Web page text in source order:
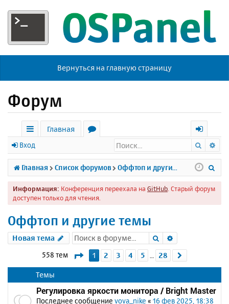
Вернуться на главную страницу
Форум
с
ы
л
к
Главная
р
у
м
х
о
д
Вход Поиск
Главная Список форумов
Информация: Конференция переехала на GitHub . Старый форум
доступен только для чтения.
Оффтоп и другие темы
Новая тема Поиск
558 тем Страница1 из 28
1 2 3 4 5 28
Темы
Регулировка яркости монитора / Bright Master
Последнее сообщение vova_nike « 16 фев 2025, 18:38